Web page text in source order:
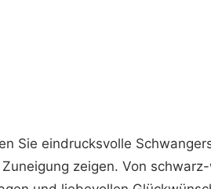
Sie eindrucksvolle
zeigen. Von